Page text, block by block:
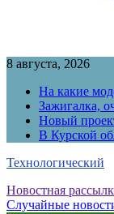
8 августа, 2026
На какие
Зажигалка,
Новый
В Курской
Технологический
Новостная
Случайные